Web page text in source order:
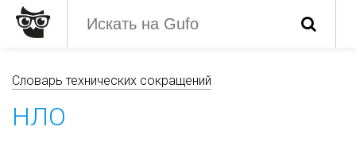
Словарь технических сокращений
НЛО